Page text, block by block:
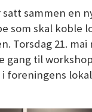
satt sammen en
som skal koble
Torsdag 21. mai
gang til
foreningens